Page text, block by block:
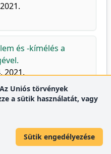
és -kímélés a
2021.
Uniós törvények
a sütik használatát, vagy
Sütik engedélyezése